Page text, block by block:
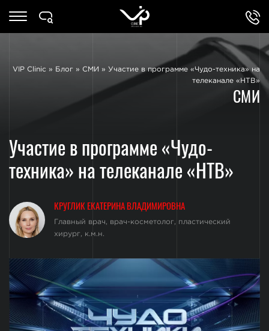
VIP Clinic » Блог » СМИ » Участие в программе «Чудо-техника» на
телеканале «НТВ»
СМИ
Участие в программе «Чудо-
техника» на телеканале «НТВ»
КРУГЛИК ЕКАТЕРИНА ВЛАДИМИРОВНА
Главный врач, врач-косметолог, пластический
хирург, к.м.н.